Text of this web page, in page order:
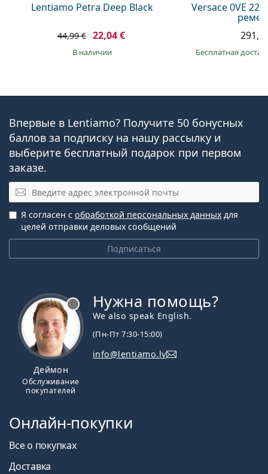
Lentiamo Petra Deep Black
44,99 € 22,04 €
в наличии
Versace 0VE
Бесплатная
Впервые в Lentiamo? Получите 50 бонусных
баллов за подписку на нашу рассылку и
выберите бесплатный подарок при первом
заказе.
Эл. почта
Подписаться
Я согласен с обработкой персональных данных для
целей отправки деловых сообщений
Деймон
Обслуживание
покупателей
Нужна помощь?
We also speak English.
(Пн-Пт 7:30-15:00)
info@lentiamo.lv
Онлайн-покупки
Все о покупках
Доставка